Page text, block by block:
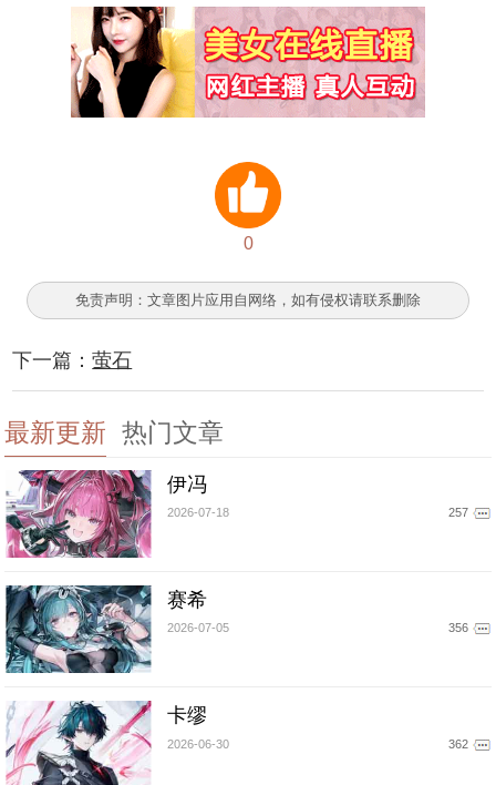
0
免责声明：文章图片应用自网络，如有侵权请联系删除
下一篇：萤石
最新更新 热门文章
伊冯
2026-07-18 257
赛希
2026-07-05 356
卡缪
2026-06-30 362